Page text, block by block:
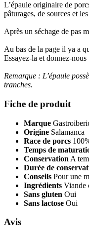
L’épaule originaire de
pâturages, de sources et
Après un séchage de pas
Au bas de la page il ya a
Essayez-la et donnez-
Remarque : L’épaule
tranches.
Fiche de produit
Marque
Origine Salamanca
Race de porcs
Temps de
Conservation A
Durée de
Conseils Pour une
Ingrédients Viande
Sans gluten Oui
Sans lactose Oui
Avis